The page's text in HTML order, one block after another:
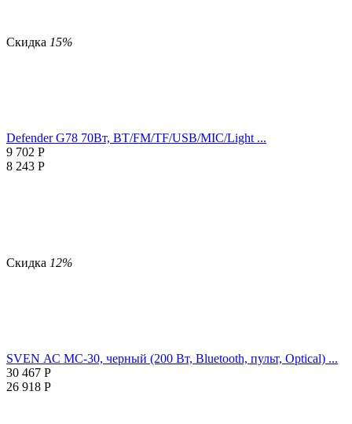
Скидка 15%
Defender G78 70Вт, BT/FM/TF/USB/MIC/Light ...
9 702 Р
8 243 Р
Скидка 12%
SVEN АС MC-30, черный (200 Вт, Bluetooth, пульт, Optical) ...
30 467 Р
26 918 Р